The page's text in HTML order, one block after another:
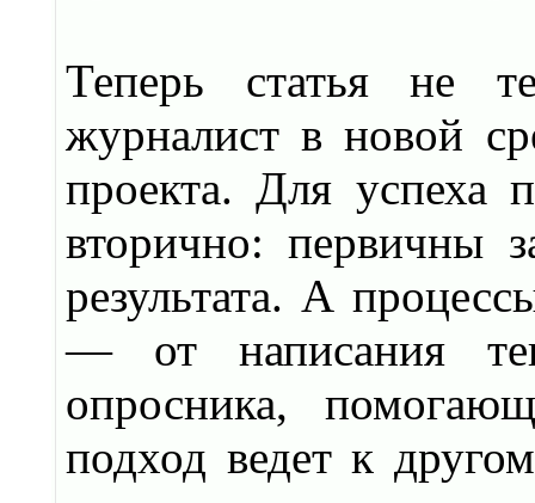
Теперь статья не
журналист в новой
проекта. Для успеха
вторично: первичны
результата. А
— от написания
опросника,
подход ведет к